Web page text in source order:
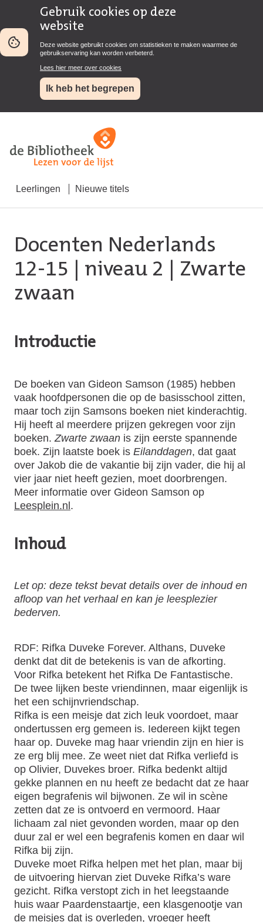
Gebruik cookies op deze
website
Deze website gebruikt cookies om statistieken te maken waarmee de
gebruikservaring kan worden verbeterd.
Lees hier meer over cookies
Ik heb het begrepen
Leerlingen Nieuwe titels
Docenten Nederlands
12-15
niveau 2 | Zwarte
zwaan
Introductie
De boeken van Gideon Samson (1985) hebben
vaak hoofdpersonen die op de basisschool zitten,
maar toch zijn Samsons boeken niet kinderachtig.
Hij heeft al meerdere prijzen gekregen voor zijn
boeken. Zwarte zwaan is zijn eerste spannende
boek. Zijn laatste boek is Eilanddagen, dat gaat
over Jakob die de vakantie bij zijn vader, die hij al
vier jaar niet heeft gezien, moet doorbrengen.
Meer informatie over Gideon Samson op
Leesplein.nl.
Inhoud
Let op: deze tekst bevat details over de inhoud en
afloop van het verhaal en kan je leesplezier
bederven.
RDF: Rifka Duveke Forever. Althans, Duveke
denkt dat dit de betekenis is van de afkorting.
Voor Rifka betekent het Rifka De Fantastische.
De twee lijken beste vriendinnen, maar eigenlijk is
het een schijnvriendschap.
Rifka is een meisje dat zich leuk voordoet, maar
ondertussen erg gemeen is. Iedereen kijkt tegen
haar op. Duveke mag haar vriendin zijn en hier is
ze erg blij mee. Ze weet niet dat Rifka verliefd is
op Olivier, Duvekes broer. Rifka bedenkt altijd
gekke plannen en nu heeft ze bedacht dat ze haar
eigen begrafenis wil bijwonen. Ze wil in scène
zetten dat ze is ontvoerd en vermoord. Haar
lichaam zal niet gevonden worden, maar op den
duur zal er wel een begrafenis komen en daar wil
Rifka bij zijn.
Duveke moet Rifka helpen met het plan, maar bij
de uitvoering hiervan ziet Duveke Rifka’s ware
gezicht. Rifka verstopt zich in het leegstaande
huis waar Paardenstaartje, een klasgenootje van
de meisjes dat is overleden, vroeger heeft